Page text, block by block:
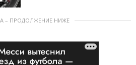
– ПРОДОЛЖЕНИЕ НИЖЕ